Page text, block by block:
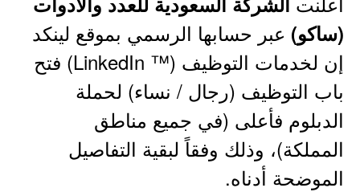
(ساكو) عبر حسابها الرسمي بموقع لينكد
إن لخدمات التوظيف (™ LinkedIn) فتح
باب التوظيف (رجال / نساء) لحملة
الدبلوم فأعلى (في جميع مناطق
المملكة)، وذلك وفقاً لبقية التفاصيل
الموضحة أدناه.